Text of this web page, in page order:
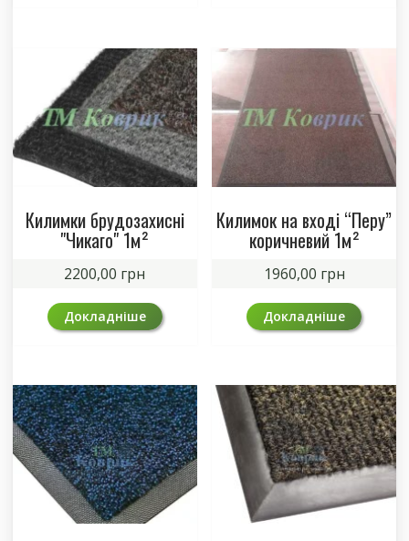
Килимки брудозахисні
"Чикаго" 1м²
2200,00 грн
Докладніше
Килимок на вході “Перу”
коричневий 1м²
1960,00 грн
Докладніше